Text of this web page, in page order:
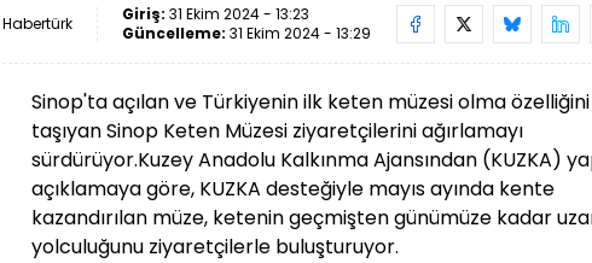
Habertürk Giriş: 31 Ekim 2024 - 13:23
Güncelleme: 31 Ekim 2024 - 13:29
Sinop'ta açılan ve Türkiyenin ilk keten müzesi olma özelliğini
taşıyan Sinop Keten Müzesi ziyaretçilerini ağırlamayı
sürdürüyor.Kuzey Anadolu Kalkınma Ajansından (KUZKA)
açıklamaya göre, KUZKA desteğiyle mayıs ayında kente
kazandırılan müze, ketenin geçmişten günümüze kadar
yolculuğunu ziyaretçilerle buluşturuyor.